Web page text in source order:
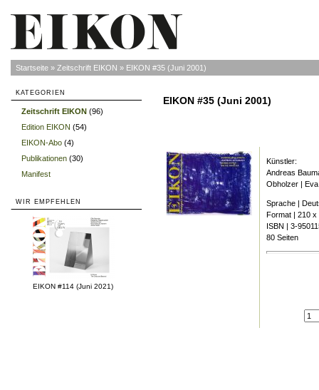
Startseite » Zeitschrift EIKON » EIKON #35 (Juni 2001)
KATEGORIEN
Zeitschrift EIKON (96)
Edition EIKON (54)
EIKON-Abo (4)
Publikationen (30)
Manifest
WIR EMPFEHLEN
EIKON #114 (Juni 2021)
EIKON #35 (Juni 2001)
Künstler:
Andreas
Obholzer |
Sprache |
Format | 210 x
ISBN | 3-
80 Seiten